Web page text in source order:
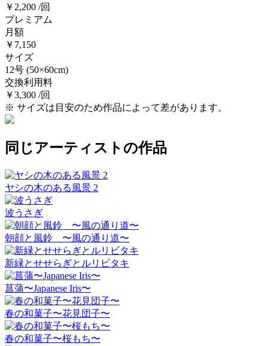
￥2,200 /回
プレミアム
月額
￥7,150
サイズ
12号 (50×60cm)
交換利用料
￥3,300 /回
※ サイズは目安のため作品によって差があります。
同じアーティストの作品
ヤシの木のある風景 2
波うさぎ
朝顔と風鈴 〜風の通り道〜
新緑とせせらぎとルリビタキ
菖蒲〜Japanese Iris〜
春の和菓子〜花見団子〜
春の和菓子〜桜もち〜